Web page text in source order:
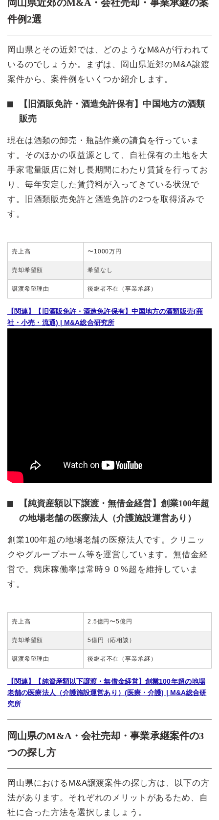
岡山県近郊のM&A・会社売却・事業承継の案
件例2選
岡山県とその近郊では、どのようなM&Aが行われて
いるのでしょうか。まずは、岡山県近郊のM&A譲渡
案件から、案件例をいくつか紹介します。
【旧酒販免許・酒造免許保有】中国地方の酒類
販売
現在は酒類の卸売・瓶詰作業の請負を行っていま
す。そのほかの収益源として、自社保有の土地を大
手家電量販店に対し長期間にわたり賃貸を行ってお
り、毎年安定した賃貸料が入ってきている状況で
す。旧酒類販売免許と酒造免許の2つを取得済みで
す。
売上高 〜1000万円
売却希望額 希望なし
譲渡希望理由 後継者不在（事業承継）
【関連】【旧酒販免許・酒造免許保有】中国地方の酒類販売(商
社・小売・流通) | M&A総合研究所
【純資産額以下譲渡・無借金経営】創業100年超
の地場老舗の医療法人（介護施設運営あり）
創業100年超の地場老舗の医療法人です。クリニッ
クやグループホーム等を運営しています。無借金経
営で。病床稼働率は常時９０%超を維持していま
す。
売上高 2.5億円〜5億円
売却希望額 5億円（応相談）
譲渡希望理由 後継者不在（事業承継）
【関連】【純資産額以下譲渡・無借金経営】創業100年超の地場
老舗の医療法人（介護施設運営あり）(医療・介護) | M&A総合研
究所
岡山県のM&A・会社売却・事業承継案件の3
つの探し方
岡山県におけるM&A譲渡案件の探し方は、以下の方
法があります。それぞれのメリットがあるため、自
社に合った方法を選択しましょう。